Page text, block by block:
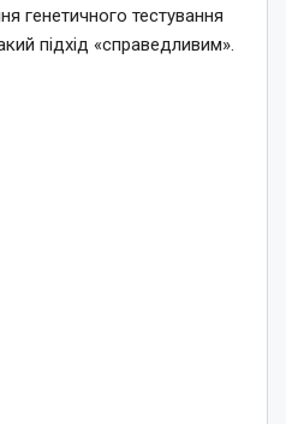
генетичного тестування
підхід «справедливим».